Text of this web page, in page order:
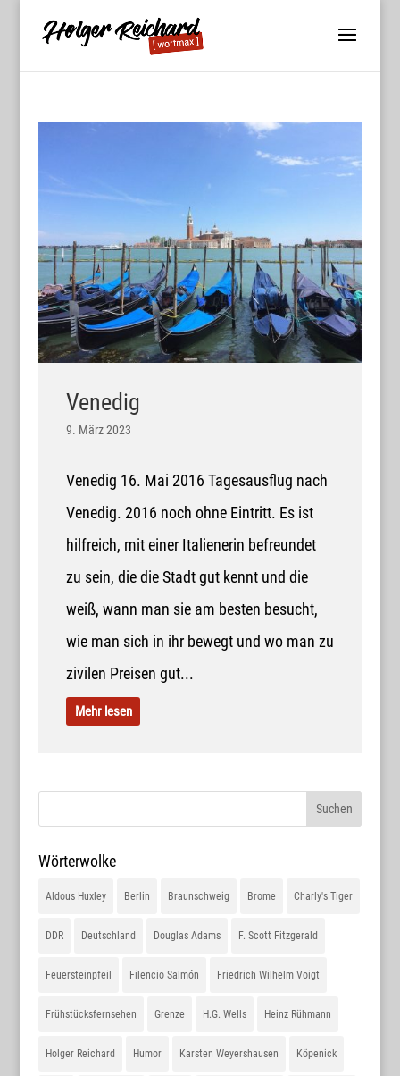
Venedig
9. März 2023
Venedig 16. Mai 2016 Tagesausflug nach
Venedig. 2016 noch ohne Eintritt. Es ist
hilfreich, mit einer Italienerin befreundet
zu sein, die die Stadt gut kennt und die
weiß, wann man sie am besten besucht,
wie man sich in ihr bewegt und wo man zu
zivilen Preisen gut...
Mehr lesen
Wörterwolke
Aldous Huxley Berlin Braunschweig Brome Charly's Tiger
DDR Deutschland Douglas Adams F. Scott Fitzgerald
Feuersteinpfeil Filencio Salmón Friedrich Wilhelm Voigt
Frühstücksfernsehen Grenze H.G. Wells Heinz Rühmann
Holger Reichard Humor Karsten Weyershausen Köpenick